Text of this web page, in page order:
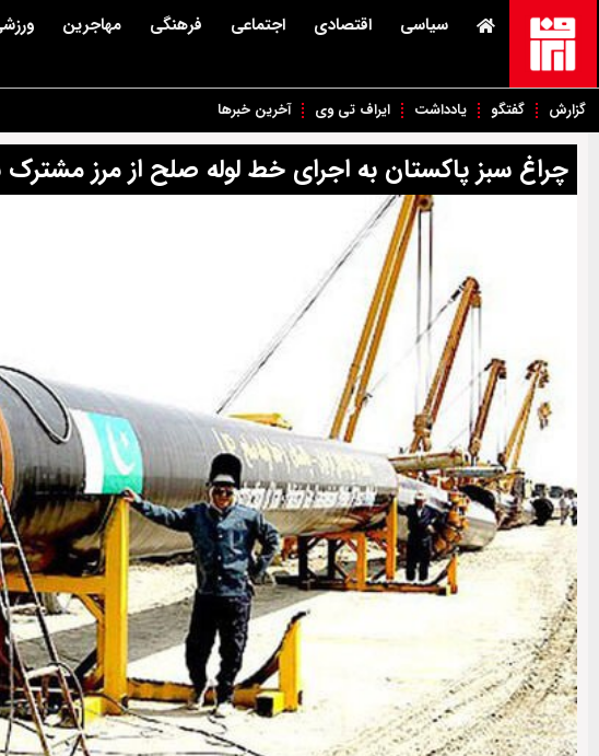
سیاسی اقتصادی اجتماعی فرهنگی مهاجرین
گزارش گفتگو یادداشت ایراف تی وی آخرین خبرها
چراغ سبز پاکستان به اجرای خط لوله صلح از مرز مشترک با